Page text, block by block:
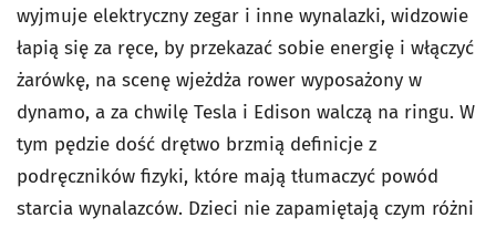
wyjmuje elektryczny zegar i inne wynalazki, widzowie
łapią się za ręce, by przekazać sobie energię i włączyć
żarówkę, na scenę wjeżdża rower wyposażony w
dynamo, a za chwilę Tesla i Edison walczą na ringu. W
tym pędzie dość drętwo brzmią definicje z
podręczników fizyki, które mają tłumaczyć powód
starcia wynalazców. Dzieci nie zapamiętają czym różni